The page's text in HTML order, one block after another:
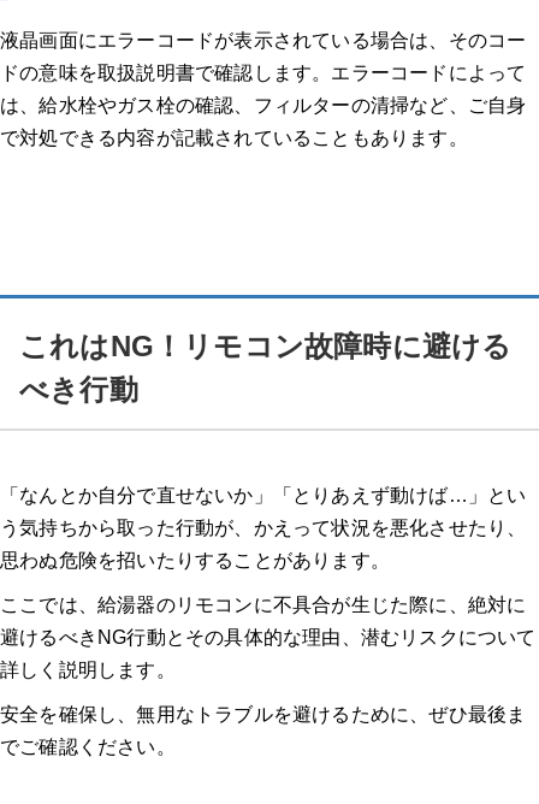
液晶画面にエラーコードが表示されている場合は、そのコー
ドの意味を取扱説明書で確認します。エラーコードによって
は、給水栓やガス栓の確認、フィルターの清掃など、ご自身
で対処できる内容が記載されていることもあります。
これはNG！リモコン故障時に避ける
べき行動
「なんとか自分で直せないか」「とりあえず動けば…」とい
う気持ちから取った行動が、かえって状況を悪化させたり、
思わぬ危険を招いたりすることがあります。
ここでは、給湯器のリモコンに不具合が生じた際に、絶対に
避けるべきNG行動とその具体的な理由、潜むリスクについて
詳しく説明します。
安全を確保し、無用なトラブルを避けるために、ぜひ最後ま
でご確認ください。